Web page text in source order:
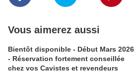
Vous aimerez aussi
Bientôt disponible - Début Mars 2026
- Réservation fortement conseillée
chez vos Cavistes et revendeurs